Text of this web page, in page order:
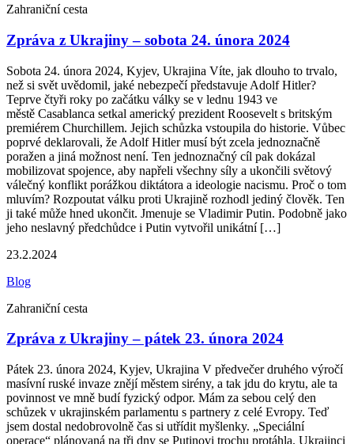
Zahraniční cesta
Zpráva z Ukrajiny – sobota 24. února 2024
Sobota 24. února 2024, Kyjev, Ukrajina Víte, jak dlouho to trvalo,
než si svět uvědomil, jaké nebezpečí představuje Adolf Hitler?
Teprve čtyři roky po začátku války se v lednu 1943 ve
městě Casablanca setkal americký prezident Roosevelt s britským
premiérem Churchillem. Jejich schůzka vstoupila do historie. Vůbec
poprvé deklarovali, že Adolf Hitler musí být zcela jednoznačně
poražen a jiná možnost není. Ten jednoznačný cíl pak dokázal
mobilizovat spojence, aby napřeli všechny síly a ukončili světový
válečný konflikt porážkou diktátora a ideologie nacismu. Proč o tom
mluvím? Rozpoutat válku proti Ukrajině rozhodl jediný člověk. Ten
ji také může hned ukončit. Jmenuje se Vladimir Putin. Podobně jako
jeho neslavný předchůdce i Putin vytvořil unikátní […]
23.2.2024
Blog
Zahraniční cesta
Zpráva z Ukrajiny – pátek 23. února 2024
Pátek 23. února 2024, Kyjev, Ukrajina V předvečer druhého výročí
masívní ruské invaze znějí městem sirény, a tak jdu do krytu, ale ta
povinnost ve mně budí fyzický odpor. Mám za sebou celý den
schůzek v ukrajinském parlamentu s partnery z celé Evropy. Teď
jsem dostal nedobrovolně čas si utřídit myšlenky. „Speciální
operace“ plánovaná na tři dny se Putinovi trochu protáhla. Ukrajinci